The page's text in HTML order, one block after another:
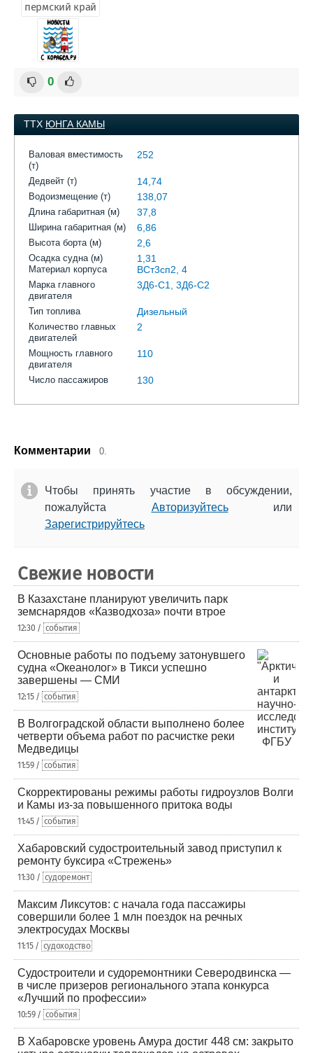
пермский край
0
ТТХ ЮНГА КАМЫ
Валовая вместимость
(т)
252
Дедвейт (т) 14,74
Водоизмещение (т) 138,07
Длина габаритная (м) 37,8
Ширина габаритная (м) 6,86
Высота борта (м) 2,6
Осадка судна (м) 1,31
Материал корпуса ВСт3сп2, 4
Марка главного
двигателя
3Д6-С1, 3Д6-С2
Тип топлива Дизельный
Количество главных
двигателей
2
Мощность главного
двигателя
110
Число пассажиров 130
Комментарии 0.
Чтобы принять участие в обсуждении,
пожалуйста Авторизуйтесьили
Зарегистрируйтесь
Свежие новости
В Казахстане планируют увеличить парк
земснарядов «Казводхоза» почти втрое
12:30 / события
Основные работы по подъему затонувшего
судна «Океанолог» в Тикси успешно
завершены — СМИ
12:15 / события
В Волгоградской области выполнено более
четверти объема работ по расчистке реки
Медведицы
11:59 / события
Скорректированы режимы работы гидроузлов Волги
и Камы из-за повышенного притока воды
11:45 / события
Хабаровский судостроительный завод приступил к
ремонту буксира «Стрежень»
11:30 / судоремонт
Максим Ликсутов: с начала года пассажиры
совершили более 1 млн поездок на речных
электросудах Москвы
11:15 / судоходство
Судостроители и судоремонтники Северодвинска —
в числе призеров регионального этапа конкурса
«Лучший по профессии»
10:59 / события
В Хабаровске уровень Амура достиг 448 см: закрыто